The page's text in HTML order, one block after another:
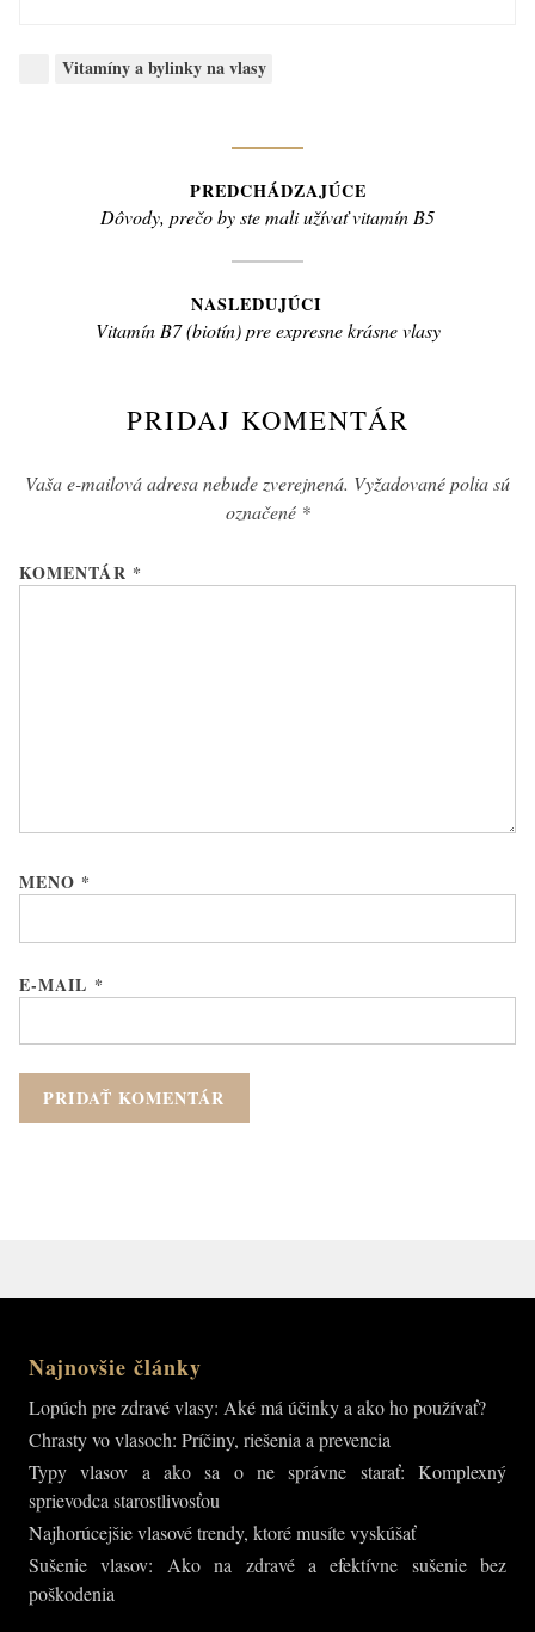
Vitamíny a bylinky na vlasy
PREDCHÁDZAJÚCE
Previous
Dôvody, prečo by ste mali užívať vitamín B5
NASLEDUJÚCI
Next
Vitamín B7 (biotín) pre expresne krásne vlasy
PRIDAJ KOMENTÁR
Vaša e-mailová adresa nebude zverejnená. Vyžadované polia sú
označené *
KOMENTÁR *
MENO *
E-MAIL *
Najnovšie články
Lopúch pre zdravé vlasy: Aké má účinky a ako ho používať?
Chrasty vo vlasoch: Príčiny, riešenia a prevencia
Typy vlasov a ako sa o ne správne starať: Komplexný
sprievodca starostlivosťou
Najhorúcejšie vlasové trendy, ktoré musíte vyskúšať
Sušenie vlasov: Ako na zdravé a efektívne sušenie bez
poškodenia